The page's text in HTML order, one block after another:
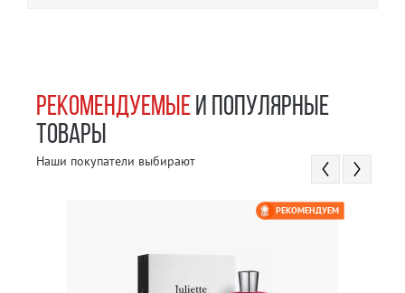
РЕКОМЕНДУЕМЫЕИ ПОПУЛЯРНЫЕ
ТОВАРЫ
Наши покупатели выбирают
РЕКОМЕНДУЕМ